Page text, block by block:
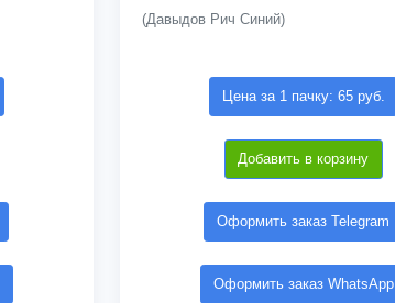
(Давыдов Рич Синий)
Цена за 1 пачку: 65 руб.
Добавить в корзину
Оформить заказ Telegram
Оформить заказ WhatsApp